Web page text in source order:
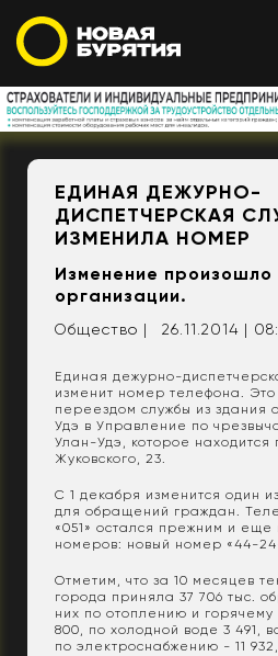
ЕДИНАЯ ДЕЖУРНО-
ДИСПЕТЧЕРСКАЯ
ИЗМЕНИЛА НОМЕР
Изменение
организации.
Общество | 26.11.2014 |
Единая дежурно-
изменит номер телефона. Это
переездом службы из здания
Удэ в Управление по
Улан-Удэ, которое находится
Жуковского, 23.
С 1 декабря изменится один
для обращений граждан.
«051» остался прежним и еще
номеров: новый номер «44-
Отметим, что за 10 месяцев
города приняла 37 706 тыс.
них по отоплению и
800, по холодной воде 3 491,
по электроснабжению - 11